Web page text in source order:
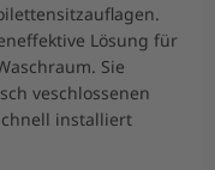
Lösung für
Sie
veschlossenen
installiert